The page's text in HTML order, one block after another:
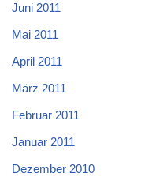
Juni 2011
Mai 2011
April 2011
März 2011
Februar 2011
Januar 2011
Dezember 2010